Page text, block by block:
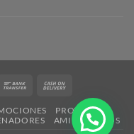
Bank
On
Delivery
PROTEÍNAS
AMINOÁCIDOS
ayuda?